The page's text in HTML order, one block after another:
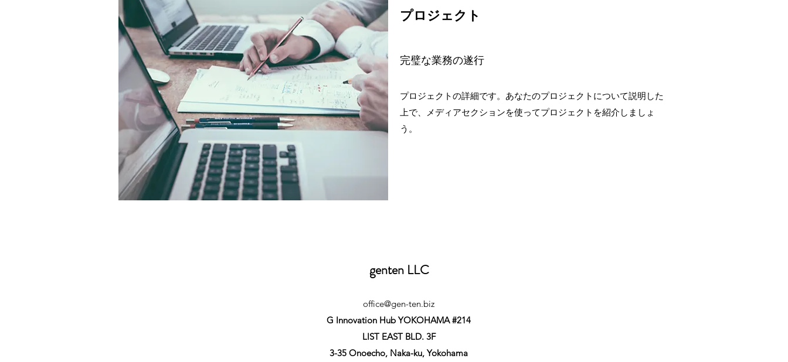
プロジェクト
完璧な業務の遂行
プロジェクトの詳細です。あなたのプロジェクトについて説明した
上で、メディアセクションを使ってプロジェクトを紹介しましょ
う。
genten LLC
office@gen-ten.biz
G Innovation Hub YOKOHAMA #214
LIST EAST BLD. 3F
3-35 Onoecho, Naka-ku, Yokohama